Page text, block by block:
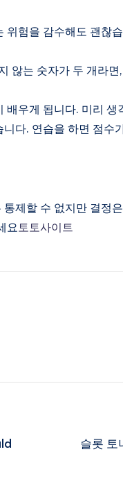
험을 감수해도 괜찮
않는 숫자가 두 개라
우게 됩니다. 미리
다. 연습을 하면 점수
제할 수 없지만 결정
요토토사이트
슬롯 토